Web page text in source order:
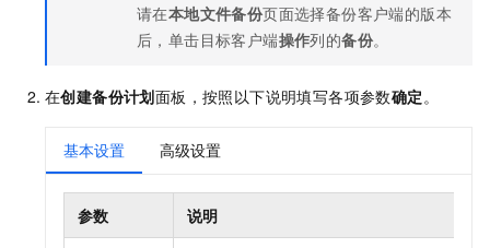
请在本地文件备份页面选择备份客户端的版本
后，单击目标客户端操作列的备份。
在创建备份计划面板，按照以下说明填写各项参数确定。
基本设置 高级设置
参数 说明